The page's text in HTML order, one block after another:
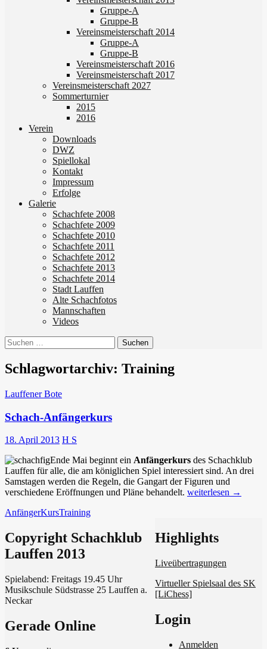
Gruppe-A
Gruppe-B
Vereinsmeisterschaft 2014
Gruppe-A
Gruppe-B
Vereinsmeisterschaft 2016
Vereinsmeisterschaft 2017
Vereinsmeisterschaft 2027
Sommerturnier
2015
2016
Verein
Downloads
DWZ
Spiellokal
Kontakt
Impressum
Erfolge
Galerie
Schachfete 2008
Schachfete 2009
Schachfete 2010
Schachfete 2011
Schachfete 2012
Schachfete 2013
Schachfete 2014
Stadt Lauffen
Alte Schachfotos
Mannschaften
Videos
Suchen
nach:
Schlagwortarchiv: Training
Lauffener Bote
Schach-Anfängerkurs
18. April 2013 H S
Ende Mai beginnt ein Anfängerkurs des Schachklub
Lauffen für alle, die am königlichen Spiel interessiert sind. An drei
Samstagen werden die Regeln, die Gangart der Figuren und
verschiedene Eröffnungen und Pläne behandelt. Schach-
weiterlesen →
AnfängerKursTraining
Schach in Lauffen
Highlights
Liveübertragungen
Virtueller Spielsaal des SK
[LiChess]
Login
Anmelden
Copyright Schachklub
Lauffen 2013
Spielabend: Freitags 19.45 Uhr
Musikschule Südstrasse 25 Lauffen a.
Neckar
Gerade Online